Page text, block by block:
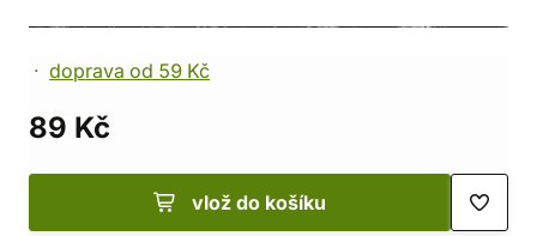
doprava od 59 Kč
89 Kč
vlož do košíku